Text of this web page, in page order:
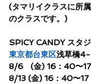
(タマリイクラスに所
のクラスです。)
SPICY CANDY スタ
東京都台東区浅草橋
8/6   (金) 16：40〜
8/13 (金) 16：40〜17